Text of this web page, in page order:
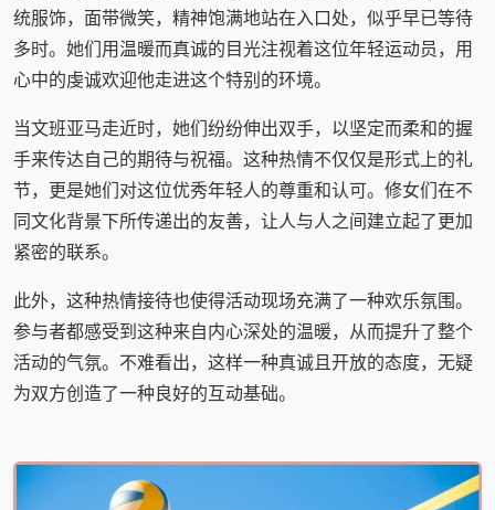
统服饰，面带微笑，精神饱满地站在入口处，似乎早已等待
多时。她们用温暖而真诚的目光注视着这位年轻运动员，用
心中的虔诚欢迎他走进这个特别的环境。
当文班亚马走近时，她们纷纷伸出双手，以坚定而柔和的握
手来传达自己的期待与祝福。这种热情不仅仅是形式上的礼
节，更是她们对这位优秀年轻人的尊重和认可。修女们在不
同文化背景下所传递出的友善，让人与人之间建立起了更加
紧密的联系。
此外，这种热情接待也使得活动现场充满了一种欢乐氛围。
参与者都感受到这种来自内心深处的温暖，从而提升了整个
活动的气氛。不难看出，这样一种真诚且开放的态度，无疑
为双方创造了一种良好的互动基础。